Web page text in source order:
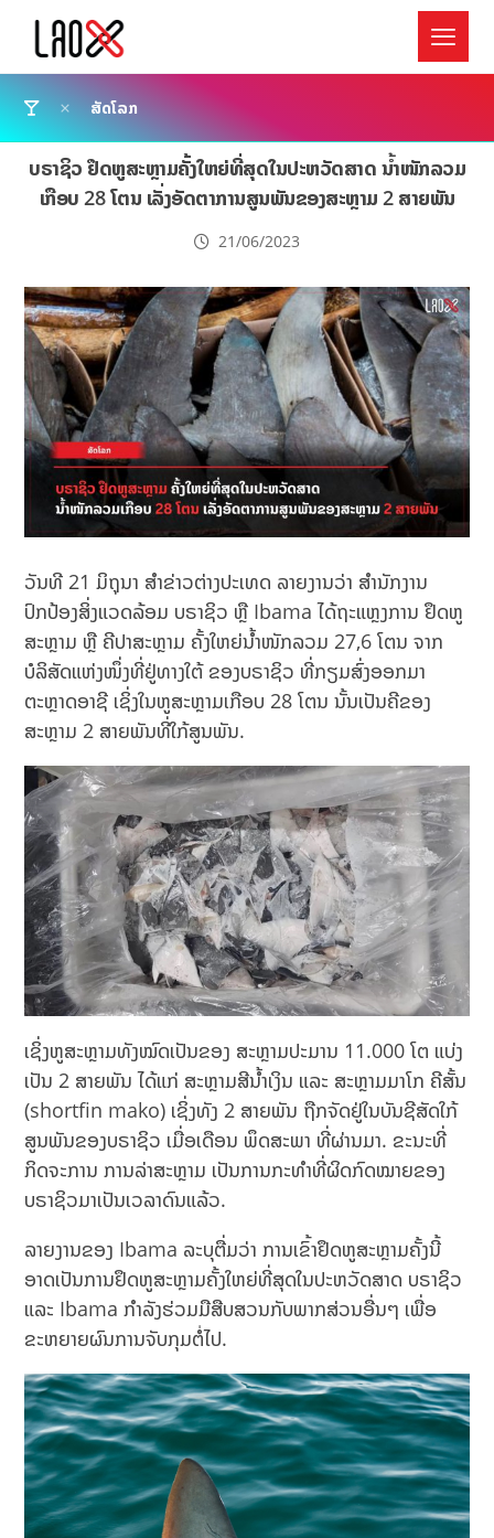
ສັດໂລກ
ບຣາຊິວ ຢຶດຫູສະຫຼາມຄັ້ງໃຫຍ່ທີ່ສຸດໃນປະຫວັດສາດ ນໍ້າໜັກລວມ
ເກືອບ 28 ໂຕນ ເລັ່ງອັດຕາການສູນພັນຂອງສະຫຼາມ 2 ສາຍພັນ
21/06/2023
ວັນທີ 21 ມິຖຸນາ ສຳຂ່າວຕ່າງປະເທດ ລາຍງານວ່າ ສຳນັກງານ
ປົກປ້ອງສິ່ງແວດລ້ອມ ບຣາຊິວ ຫຼື Ibama ໄດ້ຖະແຫຼງການ ຢຶດຫູ
ສະຫຼາມ ຫຼື ຄີປາສະຫຼາມ ຄັ້ງໃຫຍ່ນໍ້າໜັກລວມ 27,6 ໂຕນ ຈາກ
ບໍລິສັດແຫ່ງໜຶ່ງທີ່ຢູ່ທາງໃຕ້ ຂອງບຣາຊິວ ທີ່ກຽມສົ່ງອອກມາ
ຕະຫຼາດອາຊີ ເຊິ່ງໃນຫູສະຫຼາມເກືອບ 28 ໂຕນ ນັ້ນເປັນຄີຂອງ
ສະຫຼາມ 2 ສາຍພັນທີ່ໃກ້ສູນພັນ.
ເຊິ່ງຫູສະຫຼາມທັງໝົດເປັນຂອງ ສະຫຼາມປະມານ 11.000 ໂຕ ແບ່ງ
ເປັນ 2 ​ສາຍພັນ ໄດ້ແກ່ ສະຫຼາມສີນໍ້າເງິນ ແລະ ສະຫຼາມມາໂກ ຄີສັ້ນ
(shortfin mako) ເຊິ່ງທັງ 2 ​ສາຍພັນ ຖືກຈັດຢູ່ໃນບັນຊີສັດໃກ້
ສູນພັນຂອງບຣາຊິວ ເມື່ອເດືອນ ພຶດສະພາ ທີ່ຜ່ານມາ. ຂະນະທີ່
ກິດຈະການ ການລ່າສະຫຼາມ ເປັນການກະທຳທີ່ຜິດກົດໝາຍຂອງ
ບຣາຊິວມາເປັນເວລາດົນແລ້ວ.
ລາຍງານຂອງ Ibama ລະບຸຕື່ມວ່າ ການເຂົ້າຢຶດຫູສະຫຼາມຄັ້ງນີ້
ອາດເປັນການຢຶດຫູສະຫຼາມຄັ້ງໃຫຍ່ທີ່ສຸດໃນປະຫວັດສາດ ບຣາຊິວ
ແລະ Ibama ກໍາລັງຮ່ວມມືສືບສວນກັບພາກສ່ວນອື່ນໆ ເພື່ອ
ຂະຫຍາຍຜົນການຈັບກຸມຕໍ່ໄປ.